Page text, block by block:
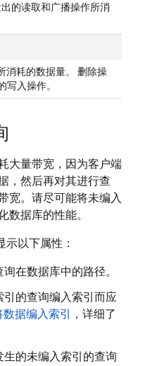
出的读取和广播操作所消
消耗的数据量。 删除操
入操作。
大量带宽，因为客户端
，然后再对其进行查
宽。请尽可能将未编入
数据库的性能。
示以下属性：
在数据库中的路径。
引的查询编入索引而应
数据编入索引
，详细了
的未编入索引的查询